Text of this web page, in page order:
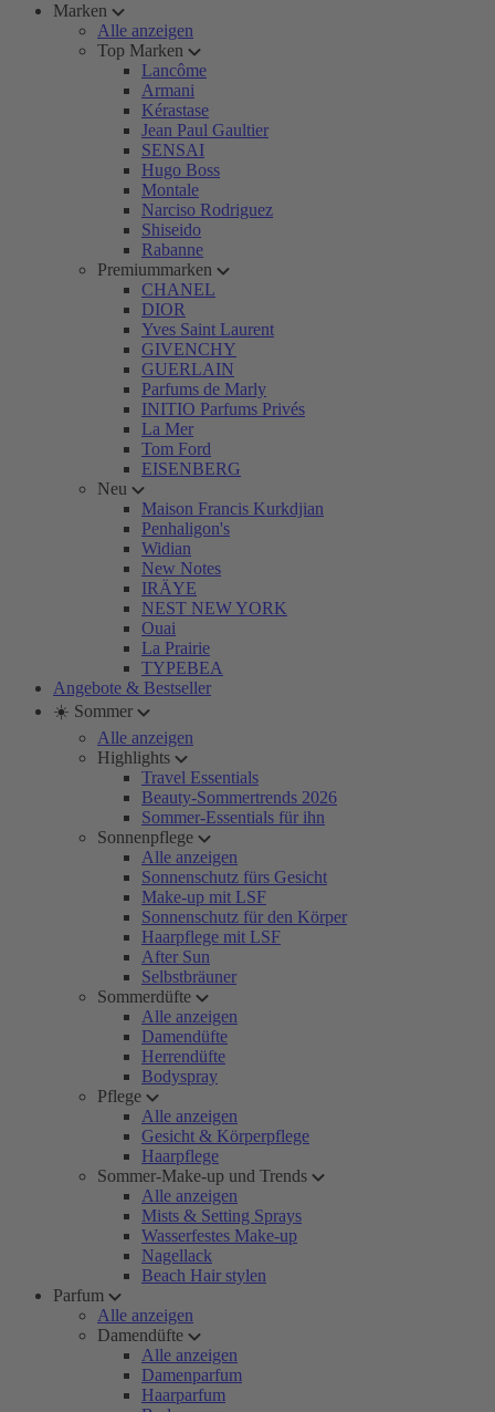
Marken
Alle anzeigen
Top Marken
Lancôme
Armani
Kérastase
Jean Paul Gaultier
SENSAI
Hugo Boss
Montale
Narciso Rodriguez
Shiseido
Rabanne
Premiummarken
CHANEL
DIOR
Yves Saint Laurent
GIVENCHY
GUERLAIN
Parfums de Marly
INITIO Parfums Privés
La Mer
Tom Ford
EISENBERG
Neu
Maison Francis Kurkdjian
Penhaligon's
Widian
New Notes
IRÄYE
NEST NEW YORK
Ouai
La Prairie
TYPEBEA
Angebote & Bestseller
☀️ Sommer
Alle anzeigen
Highlights
Travel Essentials
Beauty-Sommertrends 2026
Sommer-Essentials für ihn
Sonnenpflege
Alle anzeigen
Sonnenschutz fürs Gesicht
Make-up mit LSF
Sonnenschutz für den Körper
Haarpflege mit LSF
After Sun
Selbstbräuner
Sommerdüfte
Alle anzeigen
Damendüfte
Herrendüfte
Bodyspray
Pflege
Alle anzeigen
Gesicht & Körperpflege
Haarpflege
Sommer-Make-up und Trends
Alle anzeigen
Mists & Setting Sprays
Wasserfestes Make-up
Nagellack
Beach Hair stylen
Parfum
Alle anzeigen
Damendüfte
Alle anzeigen
Damenparfum
Haarparfum